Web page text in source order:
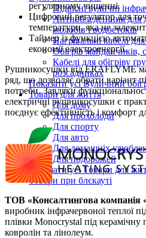
Підвісні вуличні
Антиобледеніння для
жолобів і водостоків
Нагрівальні кабелі
Обігрів майданчиків,
Кабелі для обігріву
розсадниках
Показати усі Вуличний
Товари для життя
Для дому
Для прохолоди
Для спорту
Для авто
Для домашніх
Для подорожей
Показати усі Товари для
Товари при блєкауті
регулярному чищенні.
Цифровий регулятор для
температури, яка не
Таймер із функцією
економії електроенергії.
Рушникосушки від ERAFLYME
ряд, що дозволяє обрати варіант
потреби. Завдяки
електричні рушникосушки є
поєднує ефективність і комфорт
ТОВ «Консалтингова компанія
виробник інфрачервоної теплої
плівки Monocrystal під керамічну
ковролін та лінолеум.